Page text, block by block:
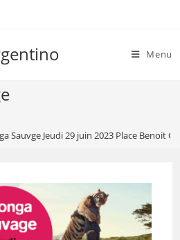
Menu
Sauvge Jeudi 29 juin 2023 Place Benoit